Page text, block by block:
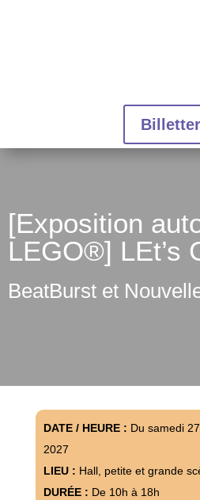
[Exposition
LEGO®] LEt’s
BeatBurst et
DATE / HEURE : Du samedi
2027
LIEU : Hall, petite et grande
DURÉE : De 10h à 18h